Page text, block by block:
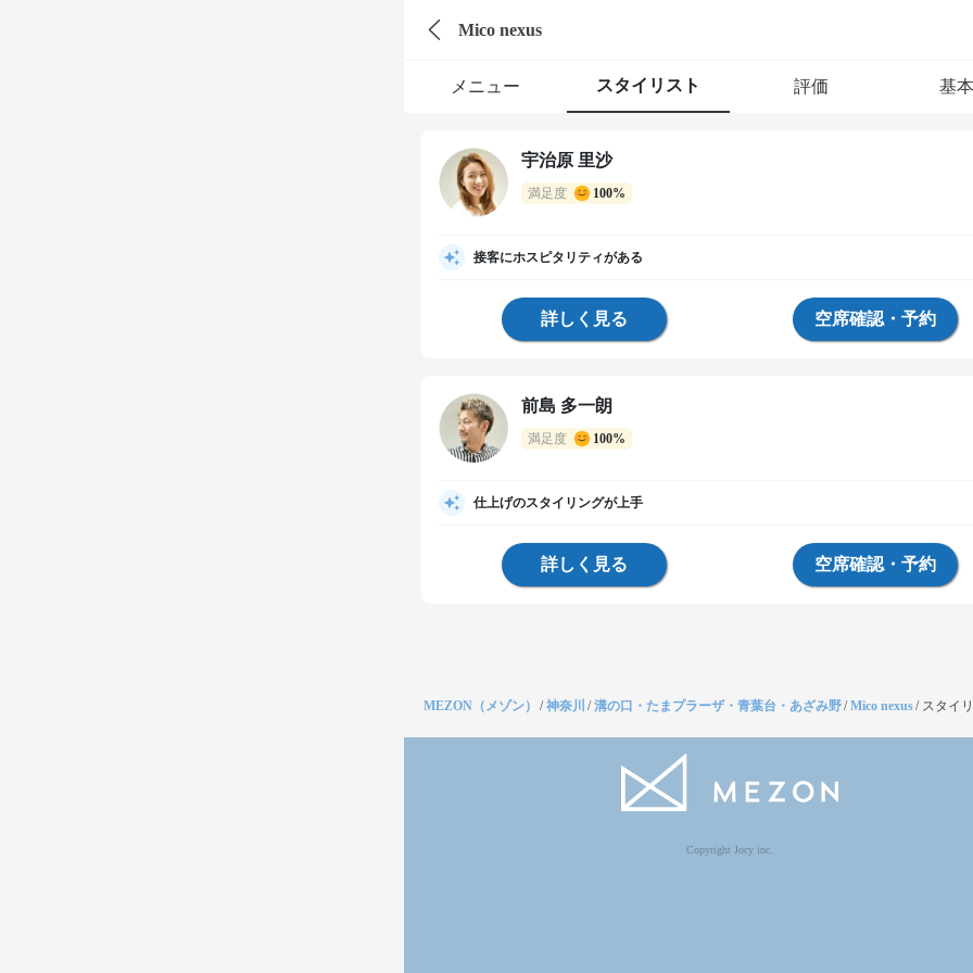
Mico nexus
メニュー スタイリスト 評価 基
宇治原 里沙
満足度 100%
接客にホスピタリティがある
詳しく見る 空席確認・予約
前島 多一朗
満足度 100%
仕上げのスタイリングが上手
詳しく見る 空席確認・予約
MEZON（メゾン） /神奈川 /溝の口・たまプラーザ・青葉台・あざみ野/Mico nexus/ スタイ
Copyright Jocy inc.